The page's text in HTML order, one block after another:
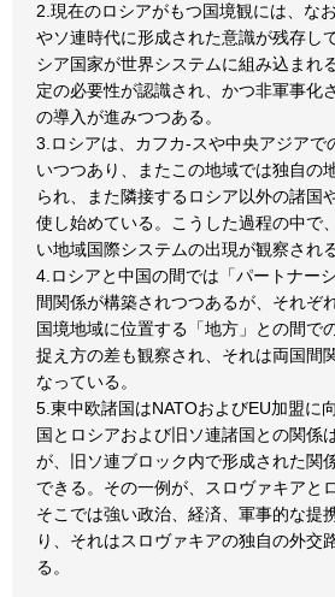
2.現在のロシアがもつ国境観には、な
やソ連時代に形成された意識が残存し
シア国家が世界システムに組み込まれ
定の必要性が認識され、かつ非軍事化
の導入が進みつつある。
3.ロシアは、カフカ-スや中央アジアで
いつつあり、またこの地域では独自の
られ、また隣接するロシア以外の諸国
使し始めている。こうした過程の中で
い地域国際システムの出現が観察される
4.ロシアと中国の間では「パートナー
間関係が構築されつつあるが、それぞ
国境地域に位置する「地方」との間で
捉え方の差も観察され、それは両国間
なっている。
5.東中欧諸国はNATOおよびEU加盟に
国とロシアおよび旧ソ連諸国との関係
が、旧ソ連ブロック内で形成された関
できる。その一例が、スロヴァキアと
そこでは強い政治、経済、軍事的な提
り、それはスロヴァキアの独自の外交
る。